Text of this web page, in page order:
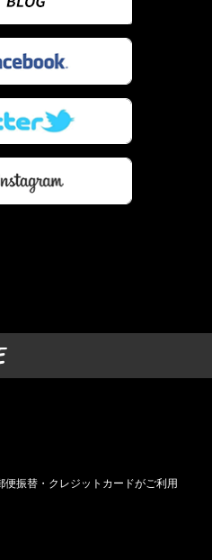
振替・クレジットカードがご利用